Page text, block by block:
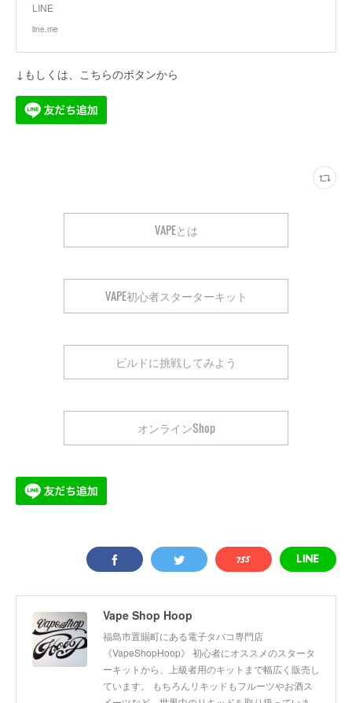
LINE
line.me
↓もしくは、こちらのボタンから
VAPEとは
VAPE初心者スターターキット
ビルドに挑戦してみよう
オンラインShop
Vape Shop Hoop
福島市置賜町にある電子タバコ専門店
《VapeShopHoop》 初心者にオススメのスタータ
ーキットから、上級者用のキットまで幅広く販売し
ています。 もちろんリキッドもフルーツやお酒ス